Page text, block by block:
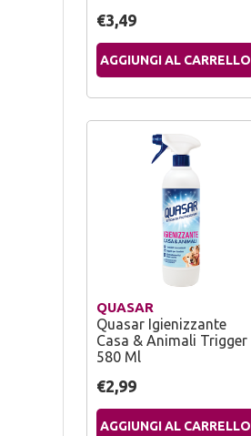
€3,49
AGGIUNGI AL CARRELLO
QUASAR
Quasar Igienizzante
Casa & Animali Trigger
580 Ml
€2,99
AGGIUNGI AL CARRELLO